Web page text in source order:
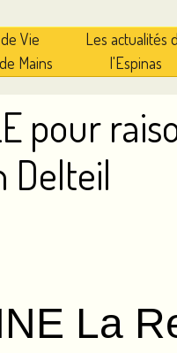
Vie
Mains
Les actualités
l'Espinas
pour
Delteil
La